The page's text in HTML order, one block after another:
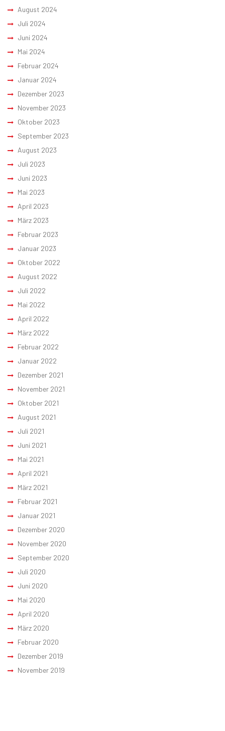
August 2024
Juli 2024
Juni 2024
Mai 2024
Februar 2024
Januar 2024
Dezember 2023
November 2023
Oktober 2023
September 2023
August 2023
Juli 2023
Juni 2023
Mai 2023
April 2023
März 2023
Februar 2023
Januar 2023
Oktober 2022
August 2022
Juli 2022
Mai 2022
April 2022
März 2022
Februar 2022
Januar 2022
Dezember 2021
November 2021
Oktober 2021
August 2021
Juli 2021
Juni 2021
Mai 2021
April 2021
März 2021
Februar 2021
Januar 2021
Dezember 2020
November 2020
September 2020
Juli 2020
Juni 2020
Mai 2020
April 2020
März 2020
Februar 2020
Dezember 2019
November 2019